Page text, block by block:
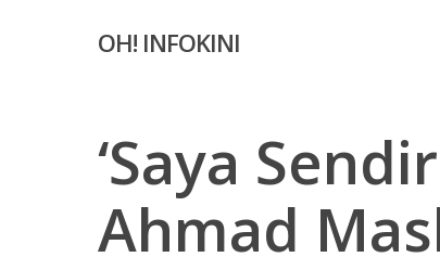
OH! INFOKINI
‘Saya
Ahmad